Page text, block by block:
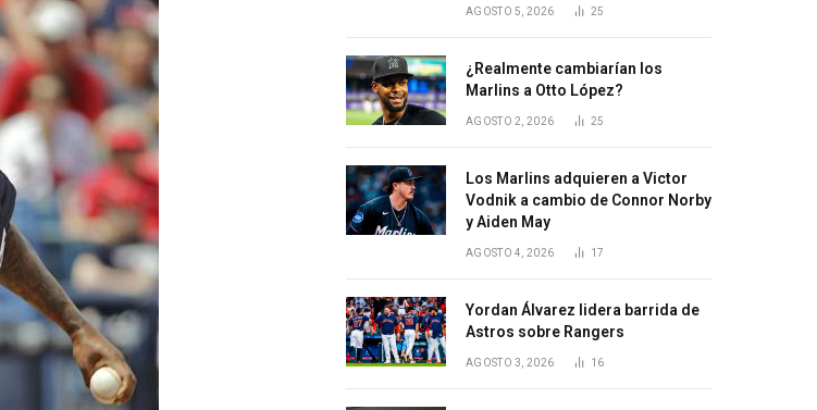
AGOSTO 5, 2026 25
¿Realmente cambiarían los
Marlins a Otto López?
AGOSTO 2, 2026 25
Los Marlins adquieren a Victor
Vodnik a cambio de Connor Norby
y Aiden May
AGOSTO 4, 2026 17
Yordan Álvarez lidera barrida de
Astros sobre Rangers
AGOSTO 3, 2026 16